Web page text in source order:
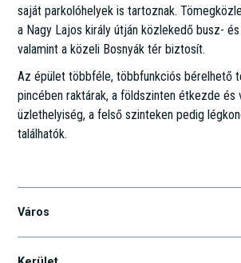
saját parkolóhelyek is tartoznak.
a Nagy Lajos király útján közlekedő busz-
valamint a közeli Bosnyák tér biztosít.
Az épület többféle, többfunkciós bérelhető
pincében raktárak, a földszinten étkezde és
üzlethelyiség, a felső szinteken pedig
találhatók.
Város